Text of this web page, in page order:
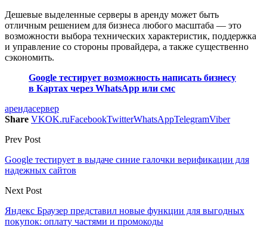
Дешевые выделенные серверы в аренду может быть
отличным решением для бизнеса любого масштаба — это
возможности выбора технических характеристик, поддержка
и управление со стороны провайдера, а также существенно
сэкономить.
Google тестирует возможность написать бизнесу
в Картах через WhatsApp или смс
арендасервер
Share VKOK.ruFacebookTwitterWhatsAppTelegramViber
Prev Post
Google тестирует в выдаче синие галочки верификации для
надежных сайтов
Next Post
Яндекс Браузер представил новые функции для выгодных
покупок: оплату частями и промокоды